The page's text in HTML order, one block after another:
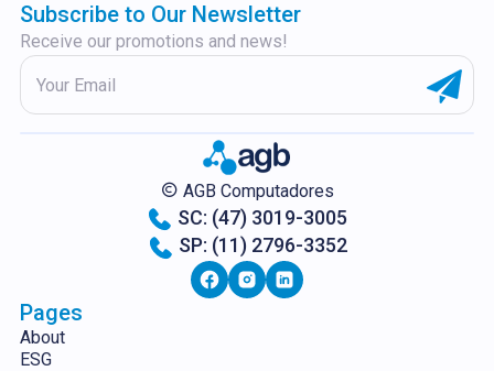
Subscribe to Our Newsletter
Receive our promotions and news!
AGB Computadores
SC: (47) 3019-3005
SP: (11) 2796-3352
Pages
About
ESG